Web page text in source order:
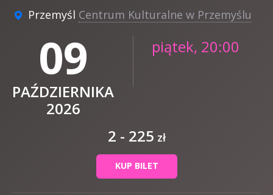
Przemyśl Centrum Kulturalne w Przemyślu
09
PAŹDZIERNIKA
2026
piątek, 20:00
2 - 225 zł
KUP BILET